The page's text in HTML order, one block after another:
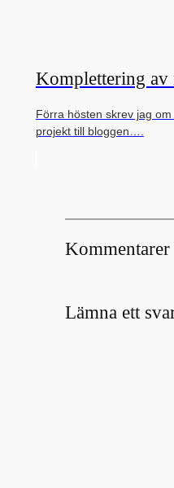
Komplettering av
Förra hösten skrev jag
projekt till bloggen….
Kommentarer
Lämna ett